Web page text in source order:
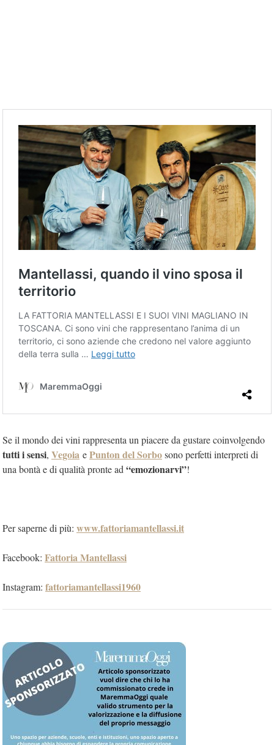
Se il mondo dei vini rappresenta un piacere da gustare coinvolgendo
tutti i sensi, Vegoia ePunton del Sorbosono perfetti interpreti di
una bontà e di qualità pronte ad “emozionarvi”!
Per saperne di più: www.fattoriamantellassi.it
Facebook: Fattoria Mantellassi
Instagram: fattoriamantellassi1960